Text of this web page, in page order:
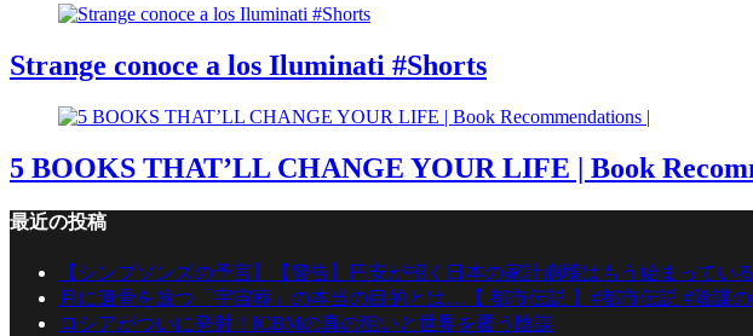
Strange conoce a los Iluminati #Shorts
5 BOOKS THAT’LL CHANGE YOUR LIFE | Book
最近の投稿
【シンプソンズの予言】【警告】円安が招く日本の家計崩壊はもう始まっている
月に遺骨を放つ「宇宙葬」の本当の目的とは…【 都市伝説 】#都市伝説 #陰謀
ロシアがついに発射！ICBMの真の狙いと世界を覆う陰謀